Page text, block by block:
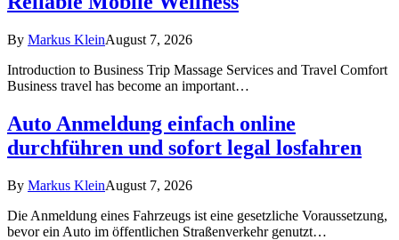
By Markus KleinAugust 7, 2026
Introduction to Business Trip Massage Services and Travel Comfort
Business travel has become an important…
Auto Anmeldung einfach online
durchführen und sofort legal losfahren
By Markus KleinAugust 7, 2026
Die Anmeldung eines Fahrzeugs ist eine gesetzliche Voraussetzung,
bevor ein Auto im öffentlichen Straßenverkehr genutzt…